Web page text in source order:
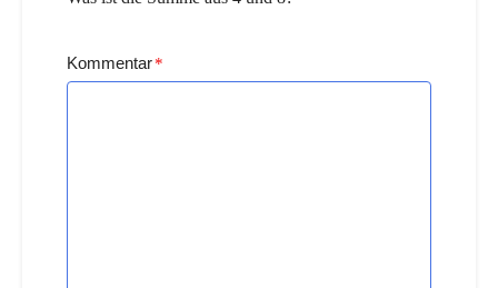
Kommentar*